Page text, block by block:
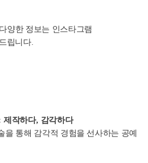
양한 정보는 인스타그램
립니다.
제작하다, 감각하다
을 통해 감각적 경험을 선사하는 공예